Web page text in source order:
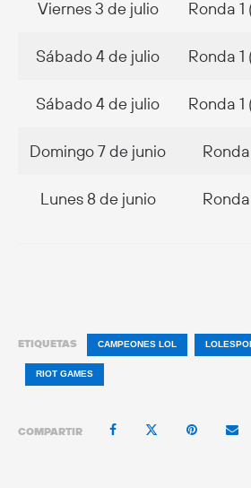
Viernes 3 de julio Ronda
Sábado 4 de julio Ronda
Sábado 4 de julio Ronda
Domingo 7 de junio
Lunes 8 de junio
ETIQUETAS CAMPEONES LOL
RIOT GAMES
COMPARTIR